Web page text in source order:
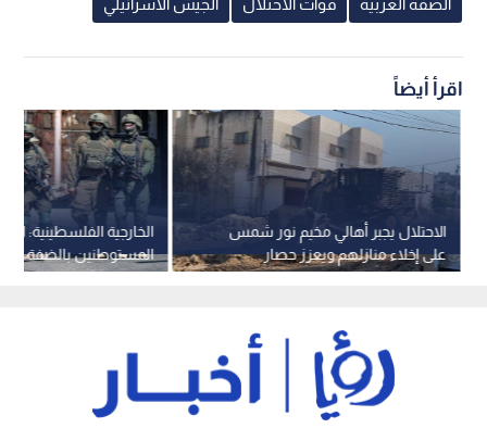
الضفة الغربية قوات الاحتلال الجيش الاسرائيلي
اقرأ أيضاً
الخارجية الفلسطينية:
المستوطنين بالضفة
"إسرائيلي" ضمن حملة
الاحتلال يجبر أهالي مخيم نور شمس
على إخلاء منازلهم ويعزز حصار
طولكرم